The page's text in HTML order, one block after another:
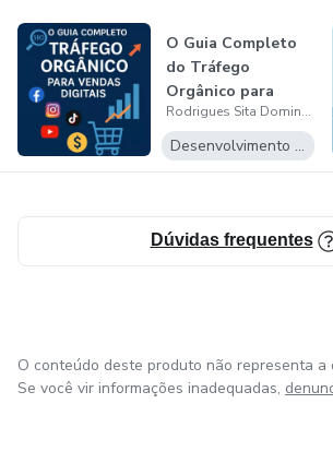
O Guia Completo
do Tráfego
Orgânico para
Vendas Digitais
Rodrigues Sita Domingos
Desenvolvimento Pessoal
Dúvidas frequentes
O conteúdo deste produto não representa a
Se você vir informações inadequadas,